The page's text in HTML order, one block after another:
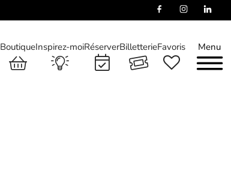
Menu
BoutiqueInspirez-moiRéserverBilletterieFavoris